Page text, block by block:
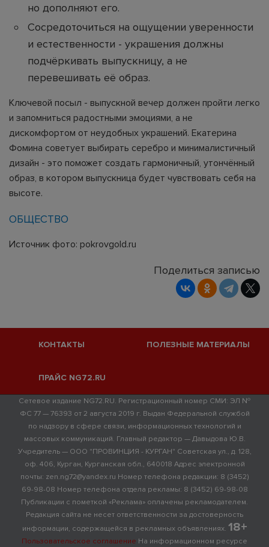
но дополняют его.
Сосредоточиться на ощущении уверенности
и естественности - украшения должны
подчёркивать выпускницу, а не
перевешивать её образ.
Ключевой посыл - выпускной вечер должен пройти легко
и запомниться радостными эмоциями, а не
дискомфортом от неудобных украшений. Екатерина
Фомина советует выбирать серебро и минималистичный
дизайн - это поможет создать гармоничный, утончённый
образ, в котором выпускница будет чувствовать себя на
высоте.
ОБЩЕСТВО
Источник фото: pokrovgold.ru
Поделиться записью
КОНТАКТЫ ПОЛЕЗНЫЕ МАТЕРИАЛЫ
ПРАЙС NG72.RU
Сетевое издание NG72.RU. Регистрационный номер СМИ: ЭЛ №
ФС 77 — 76393 от 2 августа 2019 г. Выдан Федеральной службой
по надзору в сфере связи, информационных технологий и
массовых коммуникаций. Главный редактор — Давыдова Ю.В.
Учредитель — ООО "ПРОВИНЦИЯ - КУРГАН" Советская ул., д. 128,
оф. 406, Курган, Курганская обл., 640018 Адрес электронной
почты: zen.ng72@yandex.ru Номер телефона редакции: 8 (3452)
69-98-08 Номер телефона отдела рекламы: 8 (3452) 69-98-08
Публикации с пометкой «Реклама» оплачены рекламодателем.
Редакция сайта не несет ответственности за достоверность
информации, содержащейся в рекламных объявлениях. 18+
Пользовательское соглашение На информационном ресурсе